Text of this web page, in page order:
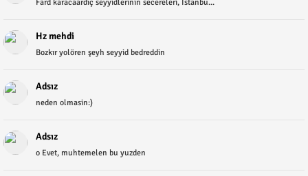
Fard karacaardıç seyyidlerinin secereleri, İstanbu...
Hz mehdi
Bozkır yolören şeyh seyyid bedreddin
Adsız
neden olmasin:)
Adsız
o Evet, muhtemelen bu yuzden